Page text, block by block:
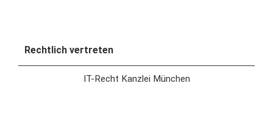
Rechtlich vertreten
IT-Recht Kanzlei München